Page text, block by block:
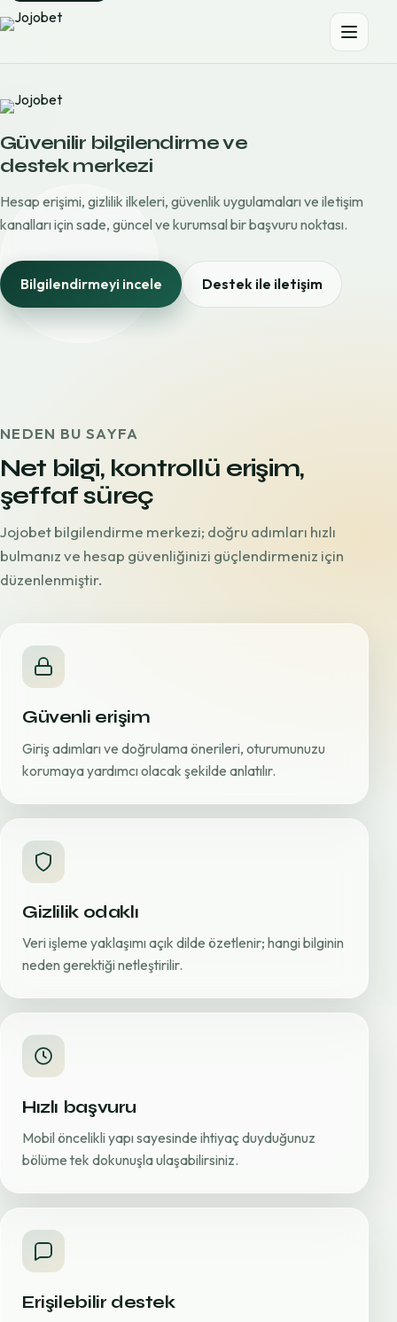
Güvenilir bilgilendirme ve
destek merkezi
Hesap erişimi, gizlilik ilkeleri, güvenlik uygulamaları ve iletişim
kanalları için sade, güncel ve kurumsal bir başvuru noktası.
Bilgilendirmeyi incele Destek ile iletişim
NEDEN BU SAYFA
Net bilgi, kontrollü erişim,
şeffaf süreç
Jojobet bilgilendirme merkezi; doğru adımları hızlı
bulmanız ve hesap güvenliğinizi güçlendirmeniz için
düzenlenmiştir.
Güvenli erişim
Giriş adımları ve doğrulama önerileri, oturumunuzu
korumaya yardımcı olacak şekilde anlatılır.
Gizlilik odaklı
Veri işleme yaklaşımı açık dilde özetlenir; hangi bilginin
neden gerektiği netleştirilir.
Hızlı başvuru
Mobil öncelikli yapı sayesinde ihtiyaç duyduğunuz
bölüme tek dokunuşla ulaşabilirsiniz.
Erişilebilir destek